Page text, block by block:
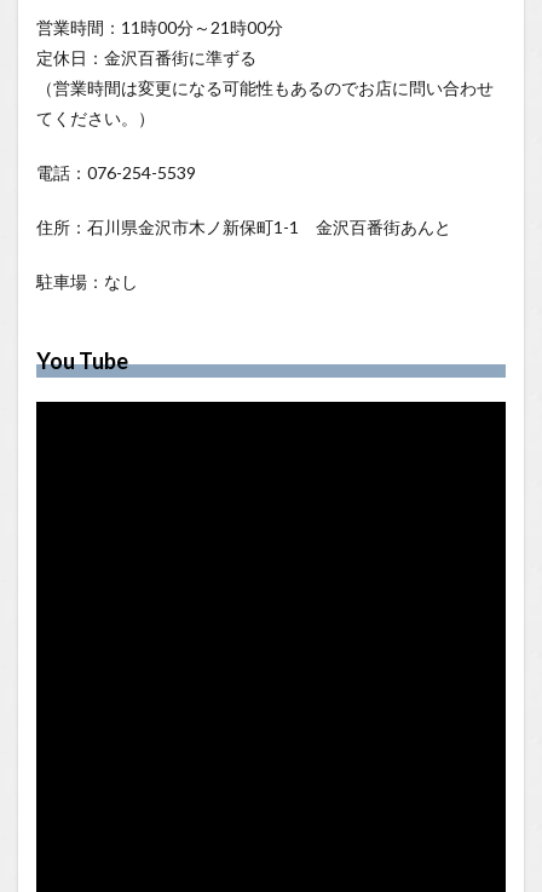
営業時間：11時00分～21時00分
定休日：金沢百番街に準ずる
（営業時間は変更になる可能性もあるのでお店に問い合わせ
てください。）
電話：076-254-5539
住所：石川県金沢市木ノ新保町1-1 金沢百番街あんと
駐車場：なし
You Tube